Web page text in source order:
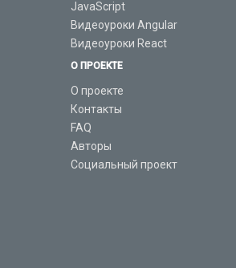
JavaScript
Видеоуроки Angular
Видеоуроки React
О ПРОЕКТЕ
О проекте
Контакты
FAQ
Авторы
Социальный проект